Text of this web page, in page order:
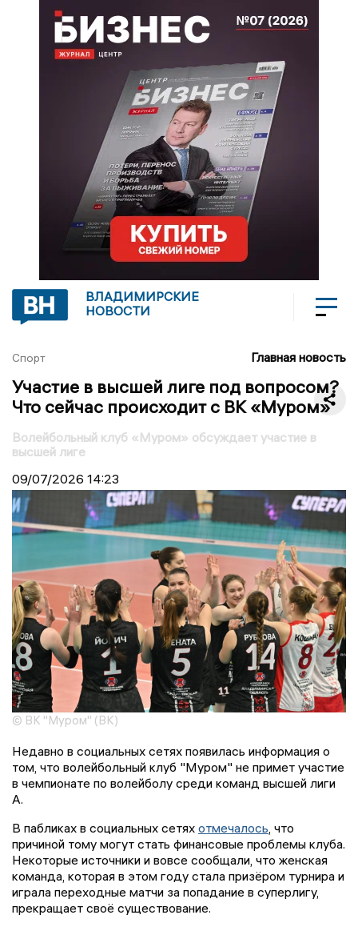
ВЛАДИМИРСКИЕ
НОВОСТИ
Спорт Главная новость
Участие в высшей лиге под вопросом?
Что сейчас происходит с ВК «Муром»
Волейбольный клуб «Муром» обсуждает участие в
высшей лиге
09/07/2026 14:23
© ВК "Муром" (ВК)
Недавно в социальных сетях появилась информация о
том, что волейбольный клуб "Муром" не примет участие
в чемпионате по волейболу среди команд высшей лиги
А.
В пабликах в социальных сетях отмечалось , что
причиной тому могут стать финансовые проблемы клуба.
Некоторые источники и вовсе сообщали, что женская
команда, которая в этом году стала призёром турнира и
играла переходные матчи за попадание в суперлигу,
прекращает своё существование.